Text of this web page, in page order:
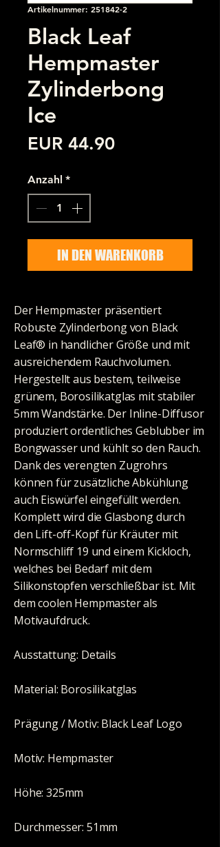
Artikelnummer: 251842-2
Black Leaf
Hempmaster
Zylinderbong
Ice
EUR 44.90Preis
Anzahl *
IN DEN WARENKORB
Der Hempmaster präsentiert
Robuste Zylinderbong von Black
Leaf® in handlicher Größe und mit
ausreichendem Rauchvolumen.
Hergestellt aus bestem, teilweise
grünem, Borosilikatglas mit stabiler
5mm Wandstärke. Der Inline-Diffusor
produziert ordentliches Geblubber im
Bongwasser und kühlt so den Rauch.
Dank des verengten Zugrohrs
können für zusätzliche Abkühlung
auch Eiswürfel eingefüllt werden.
Komplett wird die Glasbong durch
den Lift-off-Kopf für Kräuter mit
Normschliff 19 und einem Kickloch,
welches bei Bedarf mit dem
Silikonstopfen verschließbar ist. Mit
dem coolen Hempmaster als
Motivaufdruck.
Ausstattung: Details
Material: Borosilikatglas
Prägung / Motiv: Black Leaf Logo
Motiv: Hempmaster
Höhe: 325mm
Durchmesser: 51mm